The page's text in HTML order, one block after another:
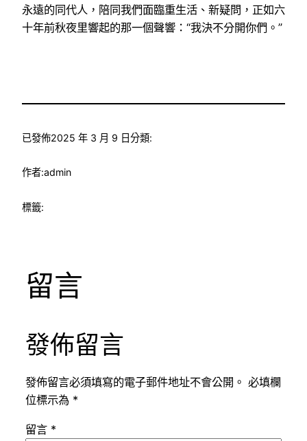
永遠的同代人，陪同我們面臨重生活、新疑問，正如六
十年前秋夜里響起的那一個聲響：“我決不分開你們。”
已發佈2025 年 3 月 9 日分類:
作者:admin
標籤:
留言
發佈留言
發佈留言必須填寫的電子郵件地址不會公開。 必填欄
位標示為 *
留言 *